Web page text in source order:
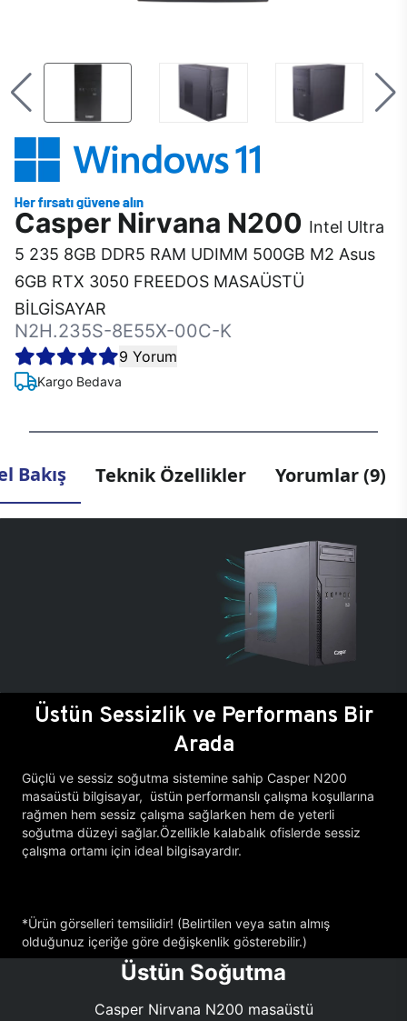
Casper Nirvana N200 Intel Ultra
5 235 8GB DDR5 RAM UDIMM 500GB M2 Asus
6GB RTX 3050 FREEDOS MASAÜSTÜ
BİLGİSAYAR
N2H.235S-8E55X-00C-K
9 Yorum
Kargo Bedava
Bakış Teknik Özellikler Yorumlar (9)
Üstün Sessizlik ve Performans Bir
Arada
Güçlü ve sessiz soğutma sistemine sahip Casper N200
masaüstü bilgisayar, üstün performanslı çalışma koşullarına
rağmen hem sessiz çalışma sağlarken hem de yeterli
soğutma düzeyi sağlar.Özellikle kalabalık ofislerde sessiz
çalışma ortamı için ideal bilgisayardır.
*Ürün görselleri temsilidir! (Belirtilen veya satın almış
olduğunuz içeriğe göre değişkenlik gösterebilir.)
Üstün Soğutma
Casper Nirvana N200 masaüstü